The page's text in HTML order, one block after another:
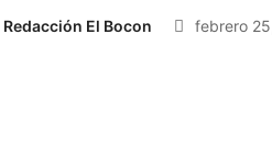
Redacción El Bocon febrero